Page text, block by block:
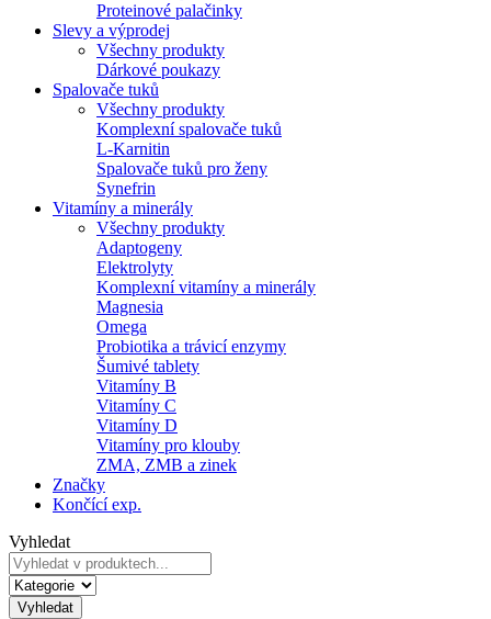
Proteinové palačinky
Slevy a výprodej
Všechny produkty
Dárkové poukazy
Spalovače tuků
Všechny produkty
Komplexní spalovače tuků
L-Karnitin
Spalovače tuků pro ženy
Synefrin
Vitamíny a minerály
Všechny produkty
Adaptogeny
Elektrolyty
Komplexní vitamíny a minerály
Magnesia
Omega
Probiotika a trávicí enzymy
Šumivé tablety
Vitamíny B
Vitamíny C
Vitamíny D
Vitamíny pro klouby
ZMA, ZMB a zinek
Značky
Končící exp.
Vyhledat
Vyhledat